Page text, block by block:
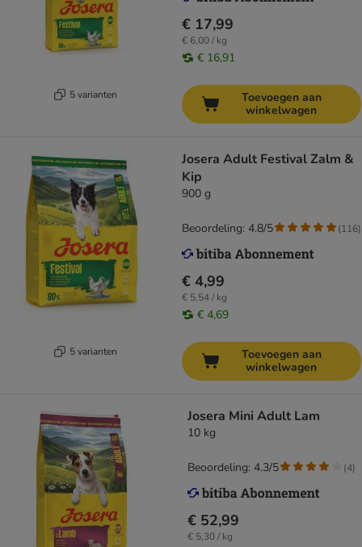
5 varianten
€ 17,99
€ 6,00 / kg
€ 16,91
Toevoegen aan
winkelwagen
5 varianten
Josera Adult Festival Zalm &
Kip
900 g
€ 4,99
€ 5,54 / kg
€ 4,69
Beoordeling: 4.8/5 (116)
Toevoegen aan
winkelwagen
Josera Mini Adult Lam
10 kg
€ 52,99
€ 5,30 / kg
Beoordeling: 4.3/5 (4)